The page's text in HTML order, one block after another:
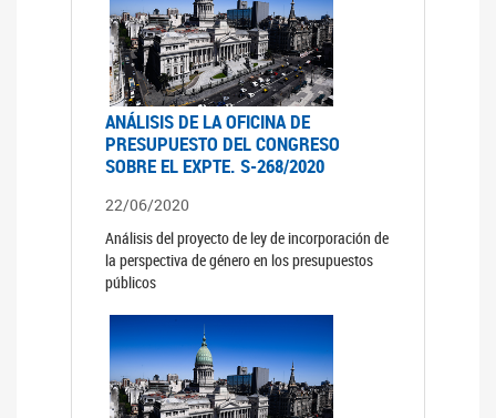
ANÁLISIS DE LA OFICINA DE
PRESUPUESTO DEL CONGRESO
SOBRE EL EXPTE. S-268/2020
22/06/2020
Análisis del proyecto de ley de incorporación de
la perspectiva de género en los presupuestos
públicos